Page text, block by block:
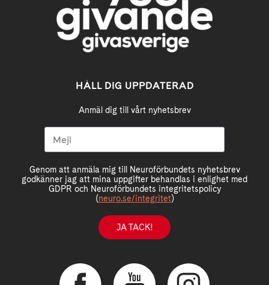
HÅLL DIG UPPDATERAD
Anmäl dig till vårt nyhetsbrev
Genom att anmäla mig till Neuroförbundets nyhetsbrev
godkänner jag att mina uppgifter behandlas i enlighet med
GDPR och Neuroförbundets integritetspolicy
(neuro.se/integritet)
JA TACK!